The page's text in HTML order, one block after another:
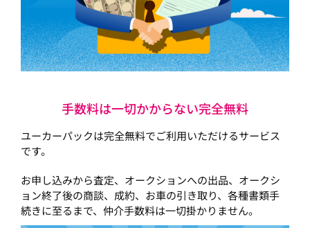
手数料は一切かからない完全無料
ユーカーパックは完全無料でご利用いただけるサービス
です。
お申し込みから査定、オークションへの出品、オークシ
ョン終了後の商談、成約、お車の引き取り、各種書類手
続きに至るまで、仲介手数料は一切掛かりません。